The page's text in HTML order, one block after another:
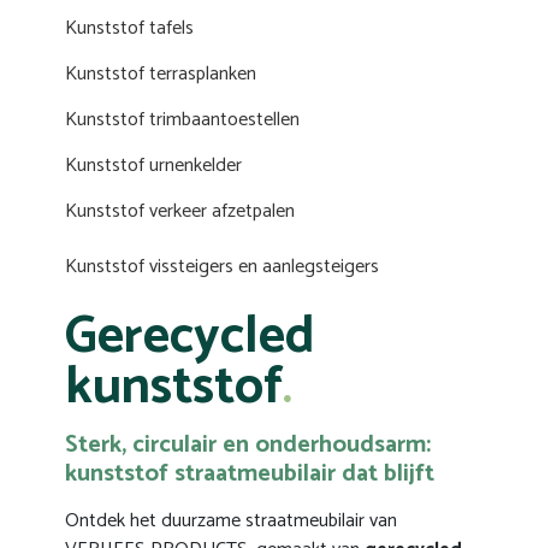
Kunststof tafels
Kunststof terrasplanken
Kunststof trimbaantoestellen
Kunststof urnenkelder
Kunststof verkeer afzetpalen
Kunststof vissteigers en aanlegsteigers
Gerecycled
kunststof
Sterk, circulair en onderhoudsarm:
kunststof straatmeubilair dat blijft
Ontdek het duurzame straatmeubilair van